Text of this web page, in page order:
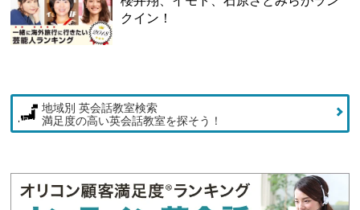
クイン！
地域別 英会話教室検索
満足度の高い英会話教室を探そう！